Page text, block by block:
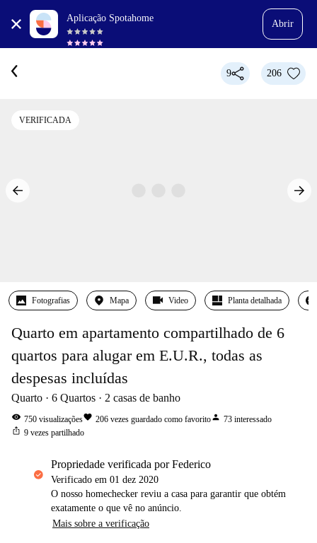
Aplicação Spotahome
Abrir
9 206
VERIFICADA
Fotografias Mapa Video Planta detalhada
Quarto em apartamento compartilhado de 6
quartos para alugar em E.U.R., todas as
despesas incluídas
Quarto 6 Quartos 2 casas de banho
visibility 750 visualizaçõesfavorite 206 vezes guardado como favoritoperson 73 interessado
ios_share 9 vezes partilhado
propriedade verificada por Federico
Verificado em 01 dez 2020
O nosso homechecker reviu a casa para garantir que obtém
exatamente o que vê no anúncio.
Mais sobre a verificação